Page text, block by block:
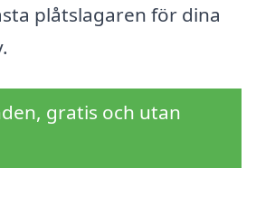
plåtslagaren för dina
gratis och utan